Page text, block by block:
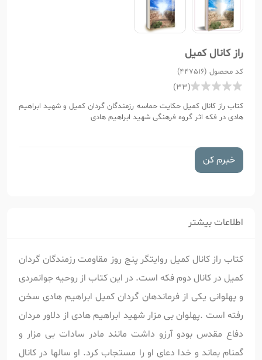
راز کانال کمیل
کد محصول (447516)
(33)
کتاب راز کانال کمیل حکایت حماسه رزمندگان گردان کمیل و شهید ابراهیم
هادی در فکه اثر گروه فرهنگی شهید ابراهیم هادی
خبرم کن
اطلاعات بیشتر
کتاب راز کانال کمیل روایتگر پنج روز مقاومت رزمندگان گردان
کمیل در کانال دوم فکه است. در این کتاب از روحیه جوانمردی
و پهلوانی یکی از فرماندهان گردان کمیل ابراهیم هادی سخن
رفته است .پهلوان بی مزار شهید ابراهیم هادی از دلاور مردان
دفاع مقدس بودو آرزو داشت مانند مادر سادات بی مزار و
گمنام بماند و خدا دعای او را مستجاب کرد. او سالها در کانال